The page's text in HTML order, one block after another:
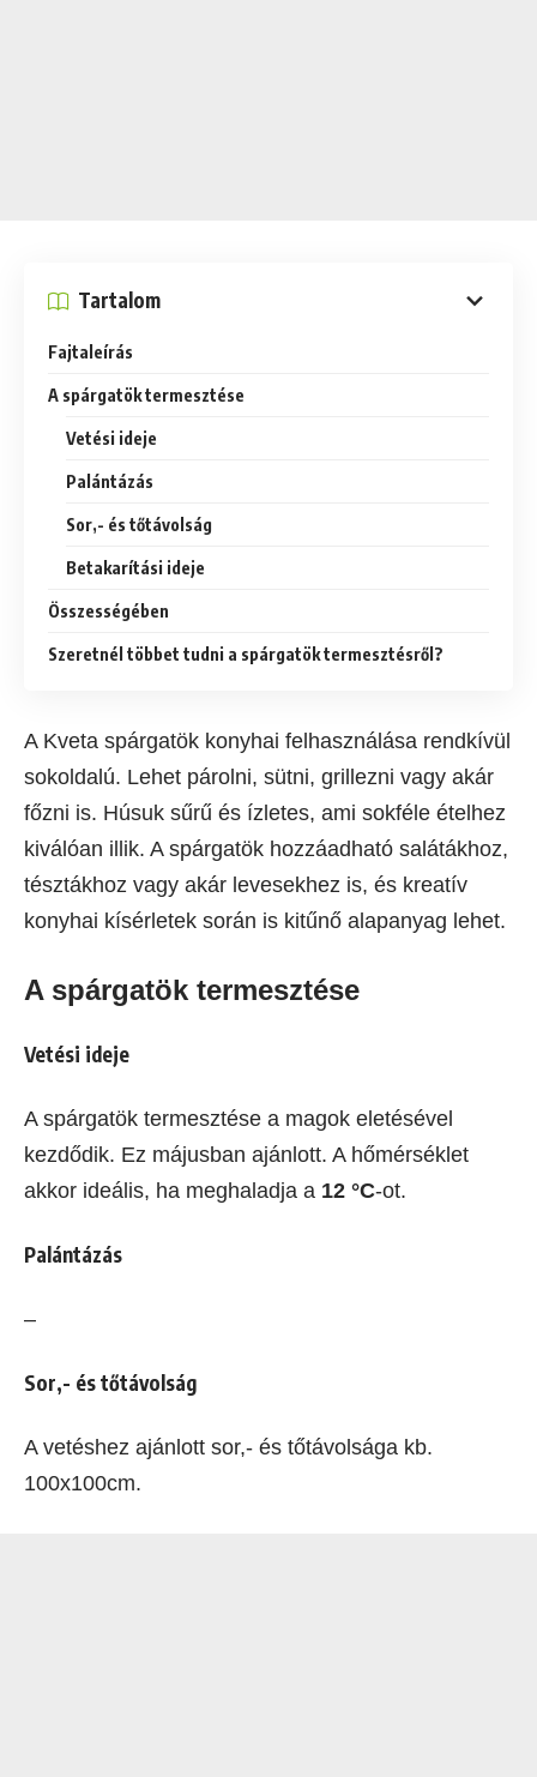
Tartalom
Fajtaleírás
A spárgatök termesztése
Vetési ideje
Palántázás
Sor,- és tőtávolság
Betakarítási ideje
Összességében
Szeretnél többet tudni a spárgatök termesztésről?
A Kveta spárgatök konyhai felhasználása rendkívül
sokoldalú. Lehet párolni, sütni, grillezni vagy akár
főzni is. Húsuk sűrű és ízletes, ami sokféle ételhez
kiválóan illik. A spárgatök hozzáadható salátákhoz,
tésztákhoz vagy akár levesekhez is, és kreatív
konyhai kísérletek során is kitűnő alapanyag lehet.
A spárgatök termesztése
Vetési ideje
A spárgatök termesztése a magok eletésével
kezdődik. Ez májusban ajánlott. A hőmérséklet
akkor ideális, ha meghaladja a 12 °C-ot.
Palántázás
–
Sor,- és tőtávolság
A vetéshez ajánlott sor,- és tőtávolsága kb.
100x100cm.